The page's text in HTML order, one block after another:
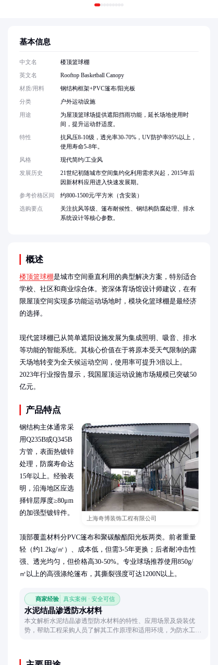
概述
楼顶篮球棚是城市空间垂直利用的典型解决方案，特别适合
学校、社区和商业综合体。资深体育场馆设计师建议，在有
限屋顶空间实现多功能运动场地时，模块化篮球棚是最经济
的选择。
现代篮球棚已从简单遮阳设施发展为集成照明、吸音、排水
等功能的智能系统。其核心价值在于将原本受天气限制的露
天场地转变为全天候运动空间，使用率可提升3倍以上。
2023年行业报告显示，我国屋顶运动设施市场规模已突破50
亿元。
产品特点
上海奇博装饰工程有限公司
钢结构主体通常采
用Q235B或Q345B
方管，表面热镀锌
处理，防腐寿命达
15年以上。经验表
明，沿海地区应选
择锌层厚度≥80μm
的加强型镀锌件。
顶部覆盖材料分PVC篷布和聚碳酸酯阳光板两类。前者重量
轻（约1.2kg/㎡）、成本低，但需3-5年更换；后者耐冲击性
强、透光均匀，但价格高30-50%。专业球场推荐使用850g/
㎡以上的高强涤纶篷布，其撕裂强度可达1200N以上。
商家经验 真实案例 · 安全可信
水泥结晶渗透防水材料
本文解析水泥结晶渗透型防水材料的特性、应用场景及袋装优
势，帮助工程采购人员了解其工作原理和适用环境，为防水工程
基本信息
中文名
楼顶篮球棚
英文名
Rooftop Basketball Canopy
材质/用料
钢结构框架+PVC篷布/阳光板
分类
户外运动设施
用途
为屋顶篮球场提供遮阳挡雨功能，延长场地使用时
间，提升运动舒适度。
特性
抗风压8-10级，透光率30-70%，UV防护率95%以上，
使用寿命5-8年。
风格
现代简约/工业风
发展历史
21世纪初随城市空间集约化利用需求兴起，2015年后
因新材料应用进入快速发展期。
参考价格区间
约800-1500元/平方米（含安装）
选购要点
关注抗风等级、篷布耐候性、钢结构防腐处理、排水
系统设计等核心参数。